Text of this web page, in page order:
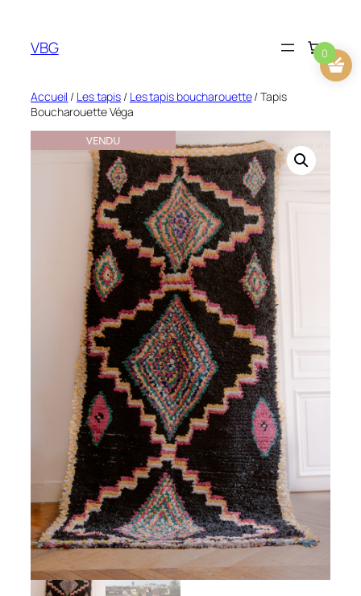
contenu
VBG
Accueil / Les tapis / Les tapis boucharouette/ Tapis
Boucharouette Véga
VENDU
0